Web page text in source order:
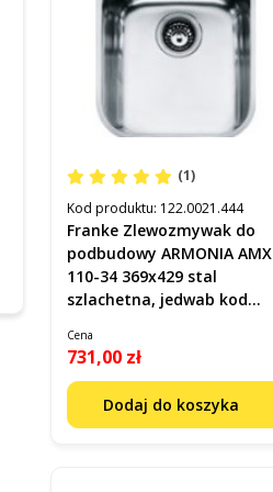
(1)
Kod produktu: 122.0021.444
Franke Zlewozmywak do
podbudowy ARMONIA AMX
110-34 369x429 stal
szlachetna, jedwab kod
Cena
731,00 zł
Dodaj do koszyka